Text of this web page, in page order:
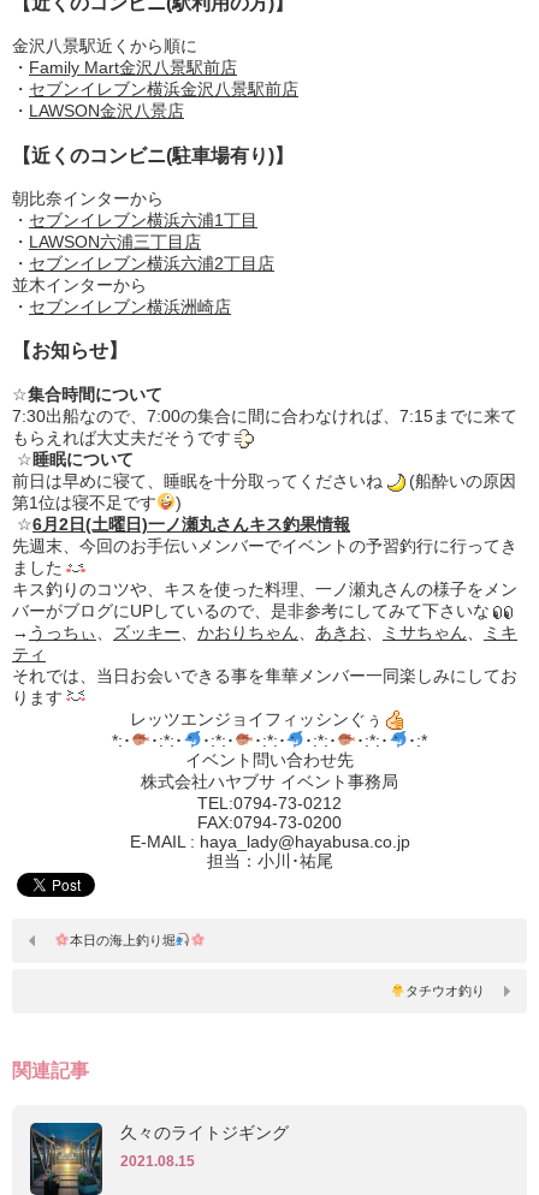
金沢八景駅近くから順に
・ Family Mart金沢八景駅前店
・ セブンイレブン横浜金沢八景駅前店
・ LAWSON金沢八景店
【近くのコンビニ(駐車場有り)】
朝比奈インターから
・ セブンイレブン横浜六浦1丁目
・ LAWSON六浦三丁目店
・ セブンイレブン横浜六浦2丁目店
並木インターから
・ セブンイレブン横浜洲崎店
【お知らせ】
☆集合時間について
7:30出船なので、7:00の集合に間に合わなければ、7:15までに来て
もらえれば大丈夫だそうです
☆ 睡眠について
前日は早めに寝て、睡眠を十分取ってくださいね
(船酔いの原因
第1位は寝不足です
)
☆6月2日(土曜日)一ノ瀬丸さんキス釣果情報
先週末、今回のお手伝いメンバーでイベントの予習釣行に行ってき
ました
キス釣りのコツや、キスを使った料理、一ノ瀬丸さんの様子をメン
バーがブログにUPしているので、是非参考にしてみて下さいな
→ うっちぃ ズッキー かおりちゃん あきお ミサちゃん
ミキ
ティ
それでは、当日お会いできる事を隼華メンバー一同楽しみにしてお
ります
レッツエンジョイフィッシンぐぅ
*:･
･:*:･ ･:*:･ ･:*:･ ･:*:･ ･:*:･
･:*
イベント問い合わせ先
株式会社ハヤブサ イベント事務局
TEL:0794-73-0212
FAX:0794-73-0200
E-MAIL : haya_lady@hayabusa.co.jp
担当：小川･祐尾
本日の海上釣り堀
タチウオ釣り
関連記事
久々のライトジギング
2021.08.15